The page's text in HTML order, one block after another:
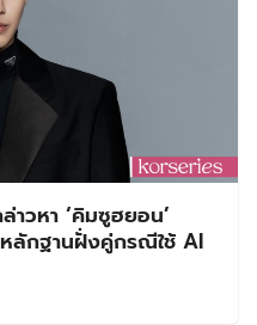
วหา ‘คิมซูฮยอน’
หลักฐานฝั่งคู่กรณีใช้ AI